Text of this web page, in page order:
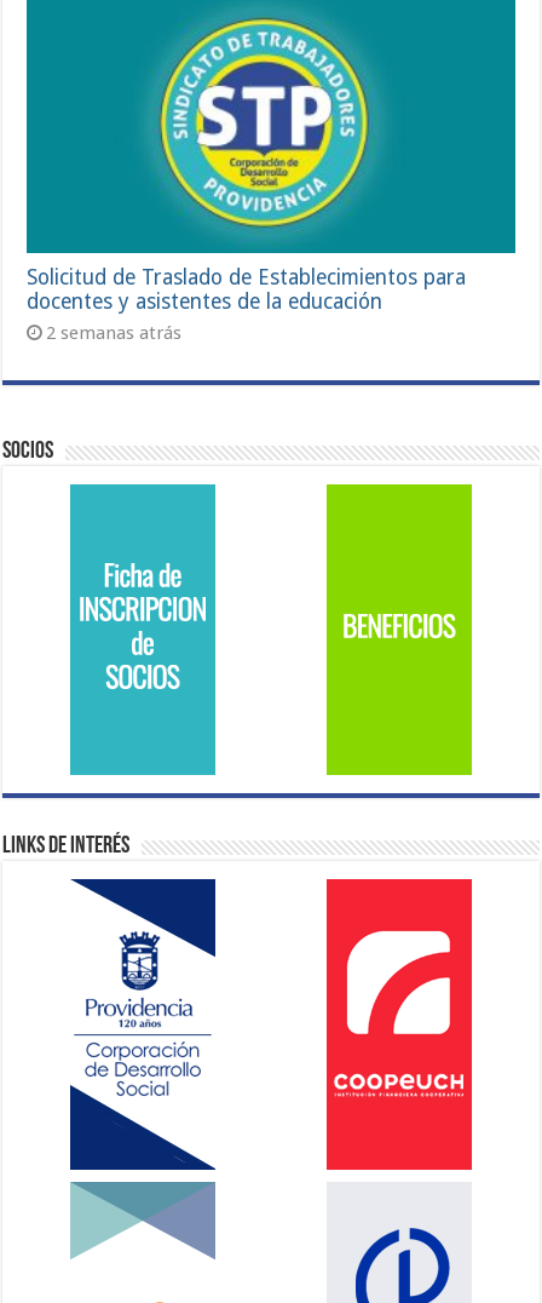
Solicitud de Traslado de Establecimientos para
docentes y asistentes de la educación
2 semanas atrás
Socios
Links de Interés